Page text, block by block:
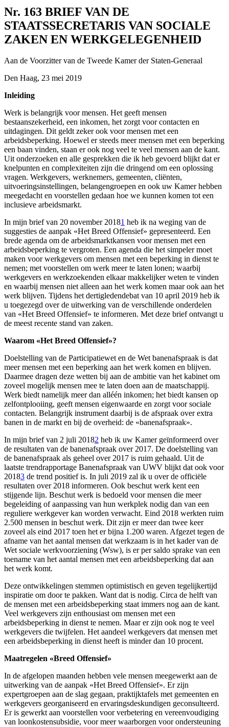
Nr. 163 BRIEF VAN DE
STAATSSECRETARIS VAN SOCIALE
ZAKEN EN WERKGELEGENHEID
Aan de Voorzitter van de Tweede Kamer der Staten-Generaal
Den Haag, 23 mei 2019
Inleiding
Werk is belangrijk voor mensen. Het geeft mensen
bestaanszekerheid, een inkomen, het zorgt voor contacten en
uitdagingen. Dit geldt zeker ook voor mensen met een
arbeidsbeperking. Hoewel er steeds meer mensen met een beperking
een baan vinden, staan er ook nog veel te veel mensen aan de kant.
Uit onderzoeken en alle gesprekken die ik heb gevoerd blijkt dat er
knelpunten en complexiteiten zijn die dringend om een oplossing
vragen. Werkgevers, werknemers, gemeenten, cliënten,
uitvoeringsinstellingen, belangengroepen en ook uw Kamer hebben
meegedacht en voorstellen gedaan hoe we kunnen komen tot een
inclusieve arbeidsmarkt.
In mijn brief van 20 november 20181 heb ik na weging van de
suggesties de aanpak «Het Breed Offensief» gepresenteerd. Een
brede agenda om de arbeidsmarktkansen voor mensen met een
arbeidsbeperking te vergroten. Een agenda die het simpeler moet
maken voor werkgevers om mensen met een beperking in dienst te
nemen; met voorstellen om werk meer te laten lonen; waarbij
werkgevers en werkzoekenden elkaar makkelijker weten te vinden
en waarbij mensen niet alleen aan het werk komen maar ook aan het
werk blijven. Tijdens het dertigledendebat van 10 april 2019 heb ik
u toegezegd over de uitwerking van de verschillende onderdelen
van «Het Breed Offensief» te informeren. Met deze brief ontvangt u
de meest recente stand van zaken.
Waarom «Het Breed Offensief»?
Doelstelling van de Participatiewet en de Wet banenafspraak is dat
meer mensen met een beperking aan het werk komen en blijven.
Daarmee dragen deze wetten bij aan de ambitie van het kabinet om
zoveel mogelijk mensen mee te laten doen aan de maatschappij.
Werk biedt namelijk meer dan alléén inkomen; het biedt kansen op
zelfontplooiing, geeft mensen eigenwaarde en zorgt voor sociale
contacten. Belangrijk instrument daarbij is de afspraak over extra
banen in de markt en bij de overheid: de «banenafspraak».
In mijn brief van 2 juli 20182 heb ik uw Kamer geïnformeerd over
de resultaten van de banenafspraak over 2017. De doelstelling van
de banenafspraak als geheel over 2017 is ruim gehaald. Uit de
laatste trendrapportage Banenafspraak van UWV blijkt dat ook voor
20183 de trend positief is. In juli 2019 zal ik u over de officiële
resultaten over 2018 informeren. Ook beschut werk kent een
stijgende lijn. Beschut werk is bedoeld voor mensen die meer
begeleiding of aanpassing van hun werkplek nodig dan van een
reguliere werkgever kan worden verwacht. Eind 2018 werkten ruim
2.500 mensen in beschut werk. Dit zijn er meer dan twee keer
zoveel als eind 2017 toen het er bijna 1.200 waren. Afgezet tegen de
afname van het aantal mensen dat werkzaam is in het kader van de
Wet sociale werkvoorziening (Wsw), is er per saldo sprake van een
toename van het aantal mensen met een arbeidsbeperking dat aan
het werk komt.
Deze ontwikkelingen stemmen optimistisch en geven tegelijkertijd
inspiratie om door te pakken. Want dat is nodig. Circa de helft van
de mensen met een arbeidsbeperking staat immers nog aan de kant.
Veel werkgevers zijn enthousiast om mensen met een
arbeidsbeperking in dienst te nemen. Maar er zijn ook nog te veel
werkgevers die twijfelen. Het aandeel werkgevers dat mensen met
een arbeidsbeperking in dienst heeft is minder dan 10 procent.
Maatregelen «Breed Offensief»
In de afgelopen maanden hebben vele mensen meegewerkt aan de
uitwerking van de aanpak «Het Breed Offensief». Er zijn
expertgroepen aan de slag gegaan, praktijktafels met gemeenten en
werkgevers georganiseerd en ervaringsdeskundigen geconsulteerd.
Er is gewerkt aan voorstellen voor verbetering en vereenvoudiging
van loonkostensubsidie, voor meer waarborgen voor ondersteuning